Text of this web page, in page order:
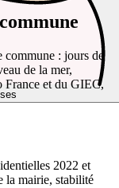
: jours de
de la mer,
France et du GIEC,
2022 et
la mairie, stabilité